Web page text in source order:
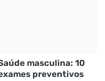
masculina: 10
preventivos